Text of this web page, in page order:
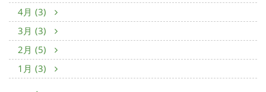
4月 (3)
3月 (3)
2月 (5)
1月 (3)